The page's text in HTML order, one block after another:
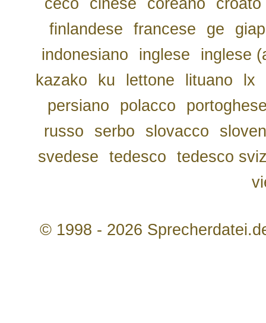
ceco
cinese coreano
croato
finlandese
francese ge
indonesiano
inglese
inglese
kazako
ku lettone lituano lx
persiano
polacco
russo
serbo slovacco
svedese
tedesco
tedesco
© 1998 - 2026